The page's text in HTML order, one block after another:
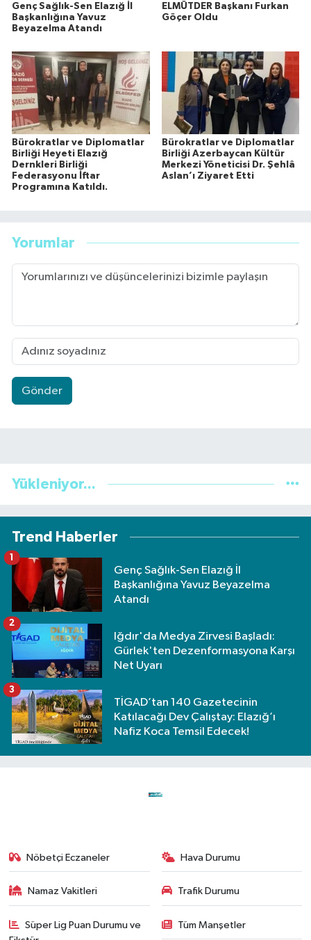
Genç Sağlık-Sen Elazığ İl
Başkanlığına Yavuz
Beyazelma Atandı
ELMÜTDER Başkanı Furkan
Göçer Oldu
Bürokratlar ve Diplomatlar
Birliği Heyeti Elazığ
Dernkleri Birliği
Federasyonu İftar
Programına Katıldı.
Bürokratlar ve Diplomatlar
Birliği Azerbaycan Kültür
Merkezi Yöneticisi Dr. Şehlâ
Aslan’ı Ziyaret Etti
Yorumlar
Gönder
Yükleniyor...
Trend Haberler
Genç Sağlık-Sen Elazığ İl
Başkanlığına Yavuz Beyazelma
Atandı
1
Iğdır'da Medya Zirvesi Başladı:
Gürlek'ten Dezenformasyona Karşı
Net Uyarı
2
TİGAD’tan 140 Gazetecinin
Katılacağı Dev Çalıştay: Elazığ’ı
Nafiz Koca Temsil Edecek!
3
Nöbetçi Eczaneler Hava Durumu
Namaz Vakitleri Trafik Durumu
Süper Lig Puan Durumu ve
Tüm Manşetler